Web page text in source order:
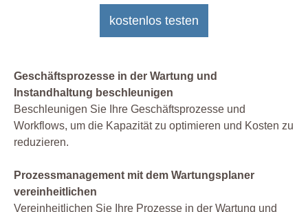
kostenlos testen
Geschäftsprozesse in der Wartung und
Instandhaltung beschleunigen
Beschleunigen Sie Ihre Geschäftsprozesse und
Workflows, um die Kapazität zu optimieren und Kosten zu
reduzieren.
Prozessmanagement mit dem Wartungsplaner
vereinheitlichen
Vereinheitlichen Sie Ihre Prozesse in der Wartung und